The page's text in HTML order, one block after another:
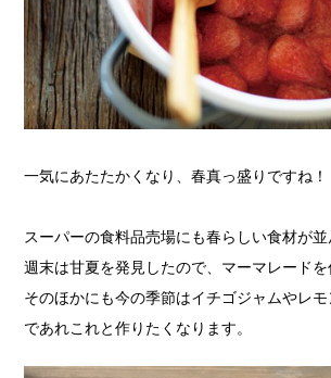
一気にあたたかくなり、春真っ盛りですね！
スーパーの食料品売場にも春らしい食材が
週末は甘夏を発見したので、マーマレードを
そのほかにも今の季節はイチゴジャムやレ
であれこれと作りたくなります。